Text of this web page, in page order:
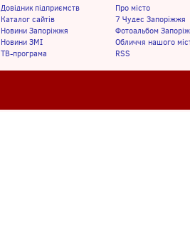
Довідник підприємств
Каталог сайтів
Новини Запоріжжя
Новини ЗМІ
ТВ-програма
Про місто
7 Чудес Запоріжжя
Фотоальбом
Обличчя нашого
RSS